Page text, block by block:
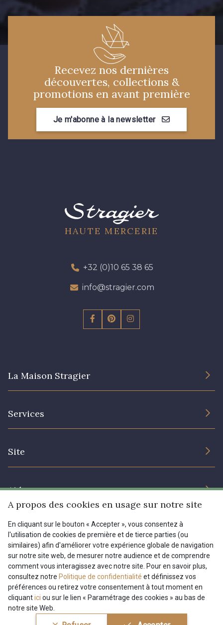
Recevez nos dernières
découvertes, collections &
promotions en avant première
Je m'abonne à la newsletter
HAUTE MERCERIE
+32 (0)10 65 38 65
info@stragier.com
La Maison Stragier
Services
Site
Prix réduits
Aide
Livraison : France, Belgique, International
Retours & réclamations
FAQ - Questions fréquentes
Modes de paiements
Menu
Tous nos tissus
Magazine
FR EN
Conditions générales de vente Politique de confidentialité
A propos des cookies en usage sur notre site
En cliquant sur le bouton « Accepter », vous consentez à
l'utilisation de cookies de première et de tierce parties (ou
similaires) afin d'améliorer votre expérience globale de navigation
sur notre site web, de mesurer notre audience et de comprendre
comment vous interagissez avec notre site. Pour en savoir plus,
consultez notre Politique de confidentialité et définissez vos
préférences ou retirez votre consentement à tout moment en
cliquantici ou sur le lien « Paramétrage des cookies » au bas de
notre site Web.